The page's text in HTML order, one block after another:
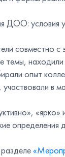
ДОО: условия
совместно с
темы, находили
опыт
участвовали в
«ярко»
определения